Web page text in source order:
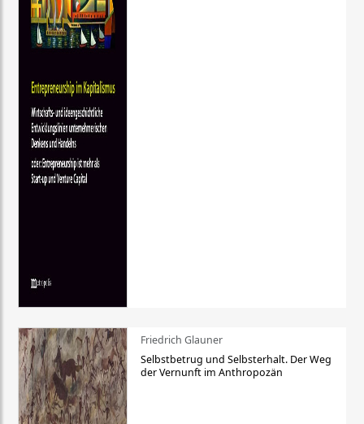
Friedrich Glauner
Selbstbetrug und Selbsterhalt. Der Weg
der Vernunft im Anthropozän